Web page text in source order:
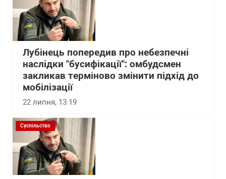
Лубінець попередив про небезпечні
наслідки "бусифікації": омбудсмен
закликав терміново змінити підхід до
мобілізації
22 липня, 13:19
Суспільство